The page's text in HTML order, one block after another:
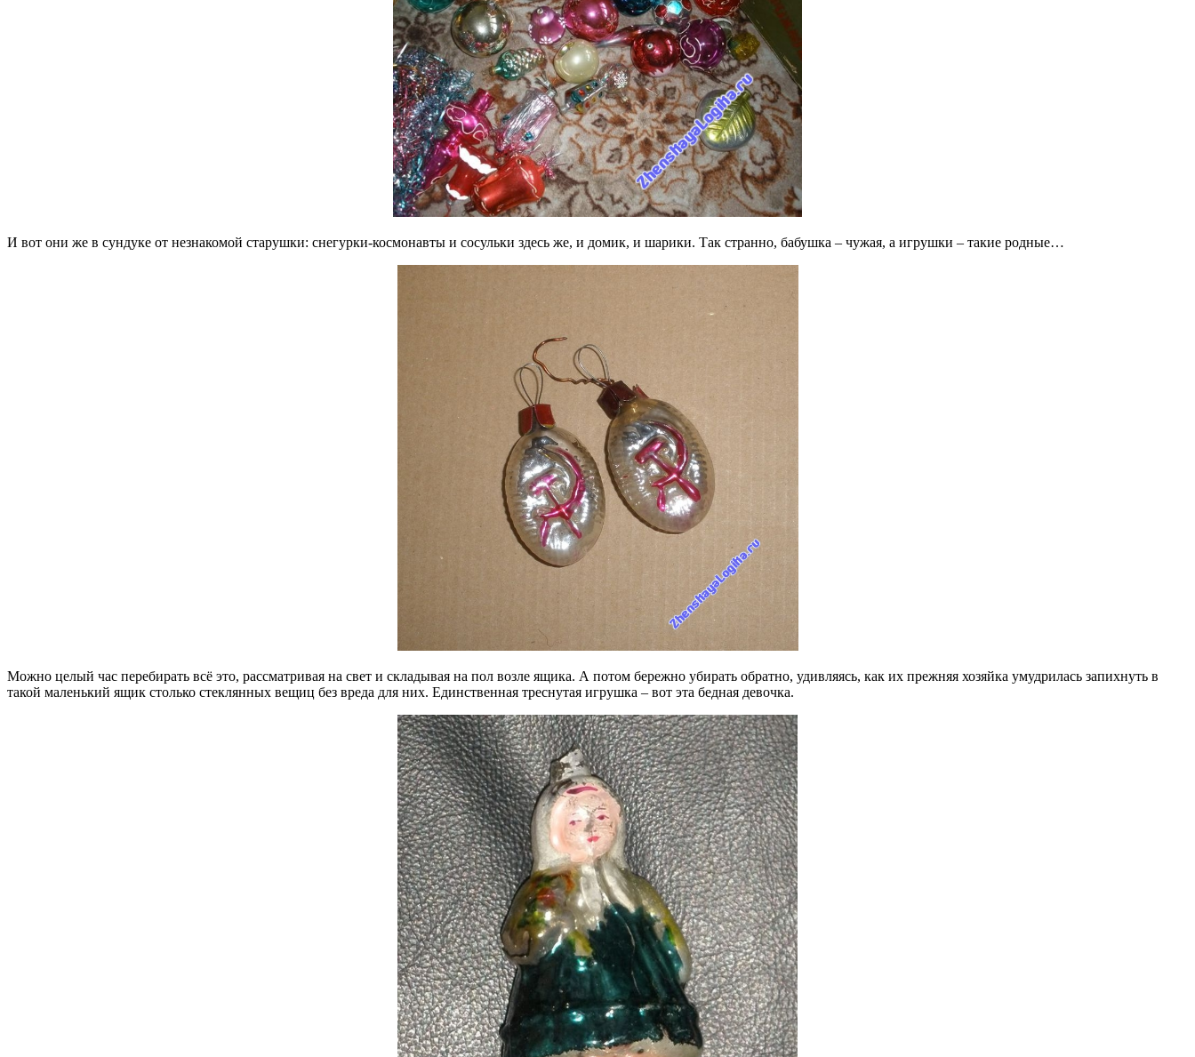
И вот они же в сундуке от незнакомой старушки: снегурки-космонавты и сосульки здесь же, и домик, и шарики. Так странно, бабушка – чужая, а игрушки – такие родные…
Можно целый час перебирать всё это, рассматривая на свет и складывая на пол возле ящика. А потом бережно убирать обратно, удивляясь, как их прежняя хозяйка умудрилась запихнуть в
такой маленький ящик столько стеклянных вещиц без вреда для них. Единственная треснутая игрушка – вот эта бедная девочка.